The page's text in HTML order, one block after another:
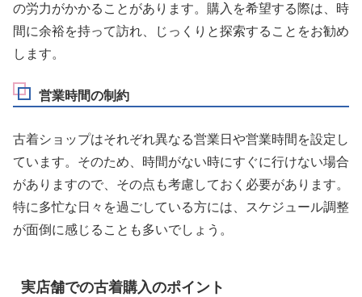
の労力がかかることがあります。購入を希望する際は、時
間に余裕を持って訪れ、じっくりと探索することをお勧め
します。
営業時間の制約
古着ショップはそれぞれ異なる営業日や営業時間を設定し
ています。そのため、時間がない時にすぐに行けない場合
がありますので、その点も考慮しておく必要があります。
特に多忙な日々を過ごしている方には、スケジュール調整
が面倒に感じることも多いでしょう。
実店舗での古着購入のポイント